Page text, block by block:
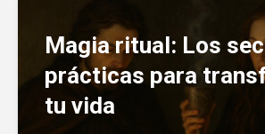
Magia ritual: Los
prácticas para
tu vida